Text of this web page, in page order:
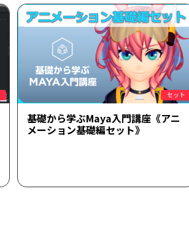
セット
基礎から学ぶMaya入門講座《アニ
メーション基礎編セット》